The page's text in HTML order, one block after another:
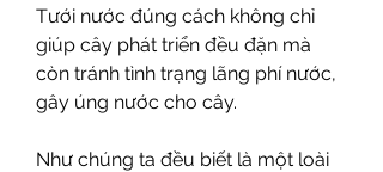
Tưới nước đúng cách không chỉ
giúp cây phát triển đều đặn mà
còn tránh tình trạng lãng phí nước,
gây úng nước cho cây.
Như chúng ta đều biết là một loài